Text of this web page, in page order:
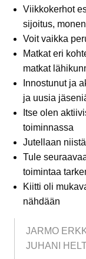
Viikkokerhot
sijoitus,
Voit vaikka
Matkat eri
matkat
Innostunut ja
ja uusia
Itse olen
toiminnassa
Jutellaan
Tule
toimintaa
Kiitti oli
nähdään
JARMO
JUHANI